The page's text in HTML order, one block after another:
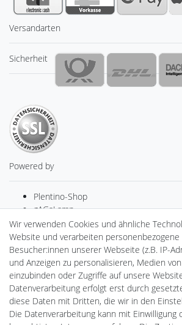
Versandarten
Sicherheit
Powered by
Plentino-Shop
gAGaLamp
Drohnenstore24
Cardanlight-Shop
Batteriespeicher
PlentiSolar
Gebrauchtlicht
Ledkauf
DEYESOLAR
Lightech Connect
Wir verwenden Cookies und ähnliche
Website und verarbeiten personenbezogene
Besucher:innen unserer Webseite (z.B. IP-
und Anzeigen zu personalisieren, Medien
einzubinden oder Zugriffe auf unsere
Datenverarbeitung erfolgt erst durch
diese Daten mit Dritten, die wir in den
Die Datenverarbeitung kann mit Einwilligung